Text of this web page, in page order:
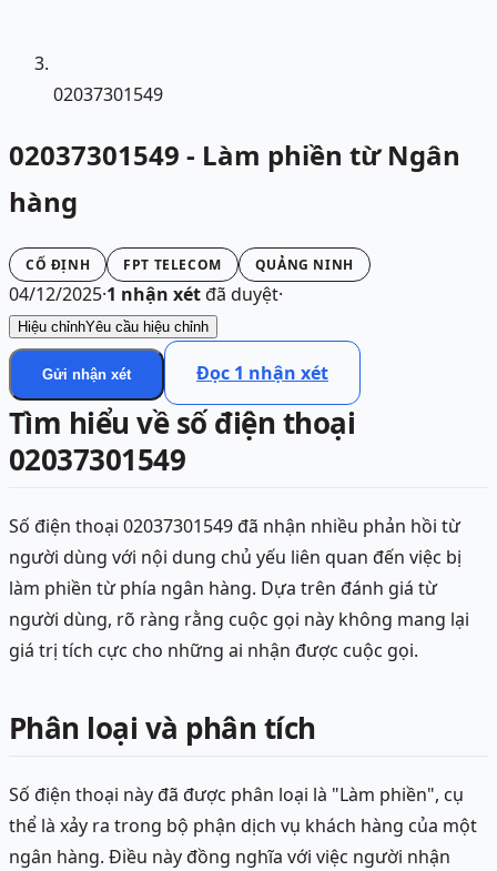
02037301549
02037301549 - Làm phiền từ Ngân
hàng
CỐ ĐỊNH FPT TELECOM QUẢNG NINH
04/12/2025·1 nhận xétđã duyệt·
Hiệu chỉnhYêu cầu hiệu chỉnh
Gửi nhận xét Đọc 1 nhận xét
Tìm hiểu về số điện thoại
02037301549
Số điện thoại 02037301549 đã nhận nhiều phản hồi từ
người dùng với nội dung chủ yếu liên quan đến việc bị
làm phiền từ phía ngân hàng. Dựa trên đánh giá từ
người dùng, rõ ràng rằng cuộc gọi này không mang lại
giá trị tích cực cho những ai nhận được cuộc gọi.
Phân loại và phân tích
Số điện thoại này đã được phân loại là "Làm phiền", cụ
thể là xảy ra trong bộ phận dịch vụ khách hàng của một
ngân hàng. Điều này đồng nghĩa với việc người nhận